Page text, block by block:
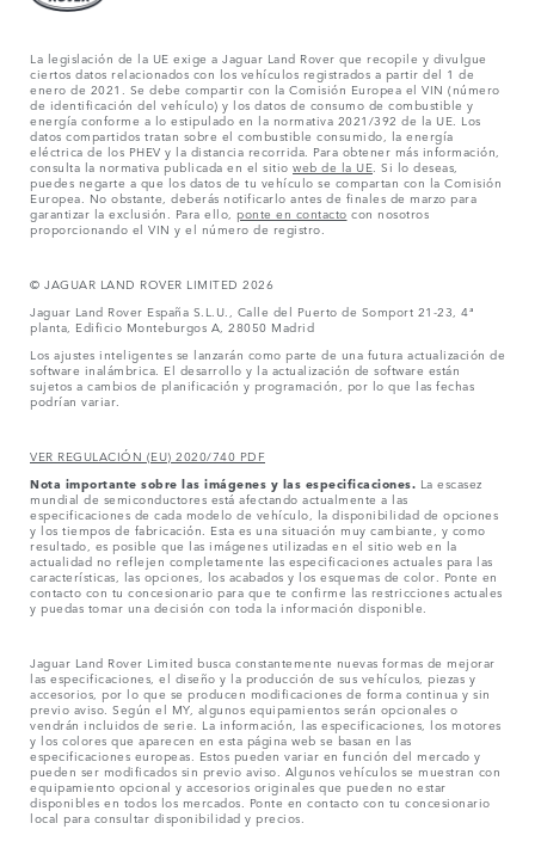
La legislación de la UE exige a Jaguar Land Rover que recopile y divulgue
ciertos datos relacionados con los vehículos registrados a partir del 1 de
enero de 2021. Se debe compartir con la Comisión Europea el VIN (número
de identificación del vehículo) y los datos de consumo de combustible y
energía conforme a lo estipulado en la normativa 2021/392 de la UE. Los
datos compartidos tratan sobre el combustible consumido, la energía
eléctrica de los PHEV y la distancia recorrida. Para obtener más información,
consulta la normativa publicada en el sitio web de la UE . Si lo deseas,
puedes negarte a que los datos de tu vehículo se compartan con la Comisión
Europea. No obstante, deberás notificarlo antes de finales de marzo para
garantizar la exclusión. Para ello, ponte en contacto con nosotros
proporcionando el VIN y el número de registro.
© JAGUAR LAND ROVER LIMITED 2026
Jaguar Land Rover España S.L.U., Calle del Puerto de Somport 21-23, 4ª
planta, Edificio Monteburgos A, 28050 Madrid
Los ajustes inteligentes se lanzarán como parte de una futura actualización de
software inalámbrica. El desarrollo y la actualización de software están
sujetos a cambios de planificación y programación, por lo que las fechas
podrían variar.
VER REGULACIÓN (EU) 2020/740 PDF
Nota importante sobre las imágenes y las especificaciones. La escasez
mundial de semiconductores está afectando actualmente a las
especificaciones de cada modelo de vehículo, la disponibilidad de opciones
y los tiempos de fabricación. Esta es una situación muy cambiante, y como
resultado, es posible que las imágenes utilizadas en el sitio web en la
actualidad no reflejen completamente las especificaciones actuales para las
características, las opciones, los acabados y los esquemas de color. Ponte en
contacto con tu concesionario para que te confirme las restricciones actuales
y puedas tomar una decisión con toda la información disponible.
Jaguar Land Rover Limited busca constantemente nuevas formas de mejorar
las especificaciones, el diseño y la producción de sus vehículos, piezas y
accesorios, por lo que se producen modificaciones de forma continua y sin
previo aviso. Según el MY, algunos equipamientos serán opcionales o
vendrán incluidos de serie. La información, las especificaciones, los motores
y los colores que aparecen en esta página web se basan en las
especificaciones europeas. Estos pueden variar en función del mercado y
pueden ser modificados sin previo aviso. Algunos vehículos se muestran con
equipamiento opcional y accesorios originales que pueden no estar
disponibles en todos los mercados. Ponte en contacto con tu concesionario
local para consultar disponibilidad y precios.